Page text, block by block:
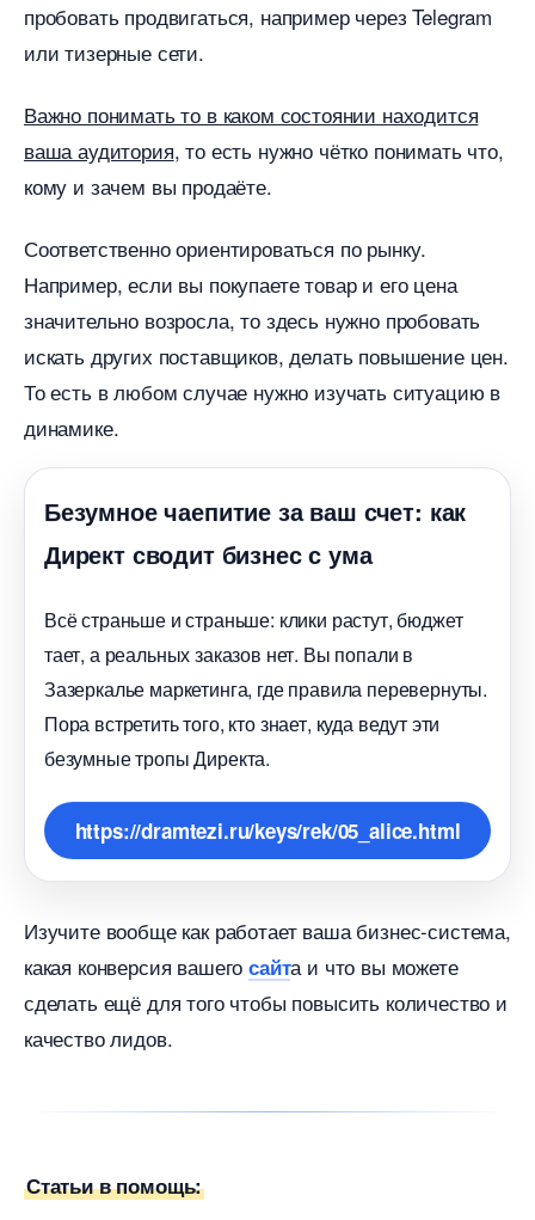
пробовать продвигаться, например через Telegram
или тизерные сети.
ажно понимать то в каком состоянии находится
аша аудитория, то есть нужно чётко понимать что,
кому и зачем вы продаёте.
Соответственно ориентироваться по рынку.
Например, если вы покупаете товар и его цена
значительно возросла, то здесь нужно пробовать
искать других поставщиков, делать повышение цен.
То есть в любом случае нужно изучать ситуацию
динамике.
Безумное чаепитие за ваш счет: как
Директ сводит бизнес с ума
сё страньше и страньше: клики растут, бюджет
тает, а реальных заказов нет. Вы попали
Зазеркалье маркетинга, где правила перевернуты.
Пора встретить того, кто знает, куда ведут эти
езумные тропы Директа.
https://dramtezi.ru/keys/rek/05_alice.html
Изучите вообще как работает ваша бизнес-система,
какая конверсия вашегосайта и что вы можете
сделать ещё для того чтобы повысить количество и
качество лидов.
Статьи в помощь: